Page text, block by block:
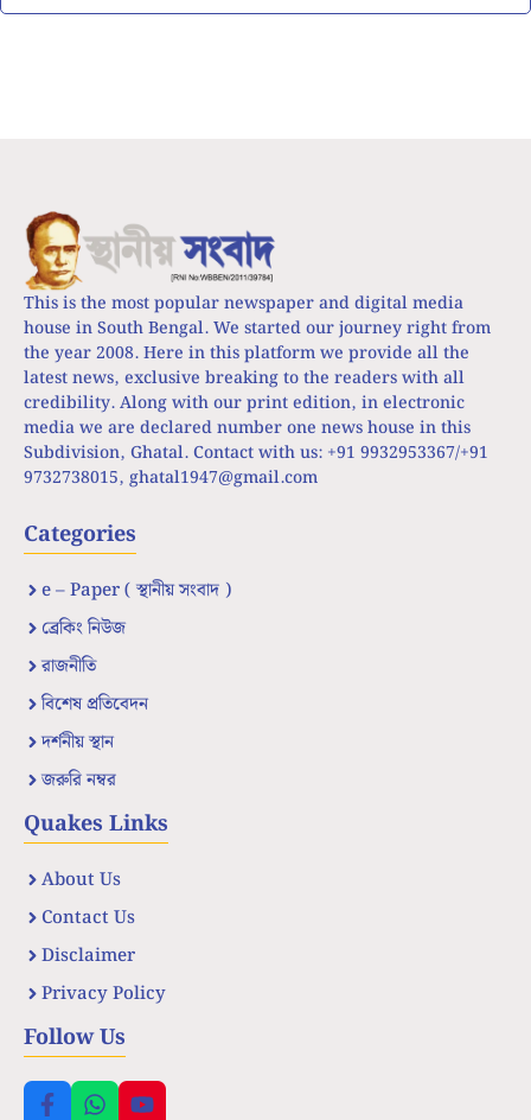
This is the most popular newspaper and digital media
house in South Bengal. We started our journey right from
the year 2008. Here in this platform we provide all the
latest news, exclusive breaking to the readers with all
credibility. Along with our print edition, in electronic
media we are declared number one news house in this
Subdivision, Ghatal. Contact with us: +91 9932953367/+91
9732738015, ghatal1947@gmail.com
Categories
e – Paper ( স্থানীয় সংবাদ )
ব্রেকিং নিউজ
রাজনীতি
বিশেষ প্রতিবেদন
দর্শনীয় স্থান
জরুরি নম্বর
Quakes Links
About Us
Contact Us
Disclaimer
Privacy Policy
Follow Us